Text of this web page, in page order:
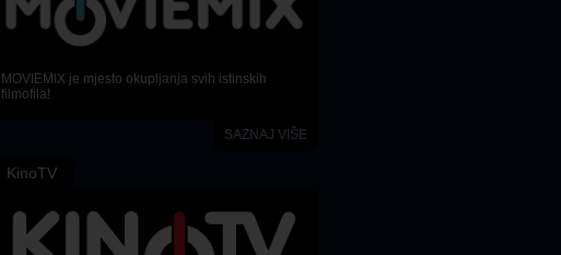
MOVIEMIX je mjesto okupljanja svih istinskih
filmofila!
SAZNAJ VIŠE
KinoTV